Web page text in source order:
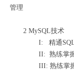
管理
2 MySQL技术
I: 精通SQL
II: 熟练掌握
III: 熟练掌握